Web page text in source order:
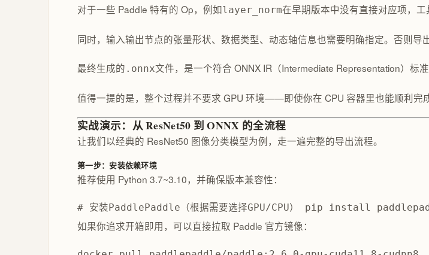
对于一些 Paddle 特有的 Op，例如layer_norm在早期版本中没有直接对应项，
同时，输入输出节点的张量形状、数据类型、动态轴信息也需要明确指定。否则导
最终生成的 .onnx文件，是一个符合 ONNX IR（Intermediate Representation）标
值得一提的是，整个过程并不要求 GPU 环境——即使你在 CPU 容器里也能顺利完
实战演示：从 ResNet50 到 ONNX 的全流程
让我们以经典的 ResNet50 图像分类模型为例，走一遍完整的导出流程。
第一步：安装依赖环境
推荐使用 Python 3.7~3.10，并确保版本兼容性：
# 安装PaddlePaddle（根据需要选择GPU/CPU） pip install
如果你追求开箱即用，可以直接拉取 Paddle 官方镜像：